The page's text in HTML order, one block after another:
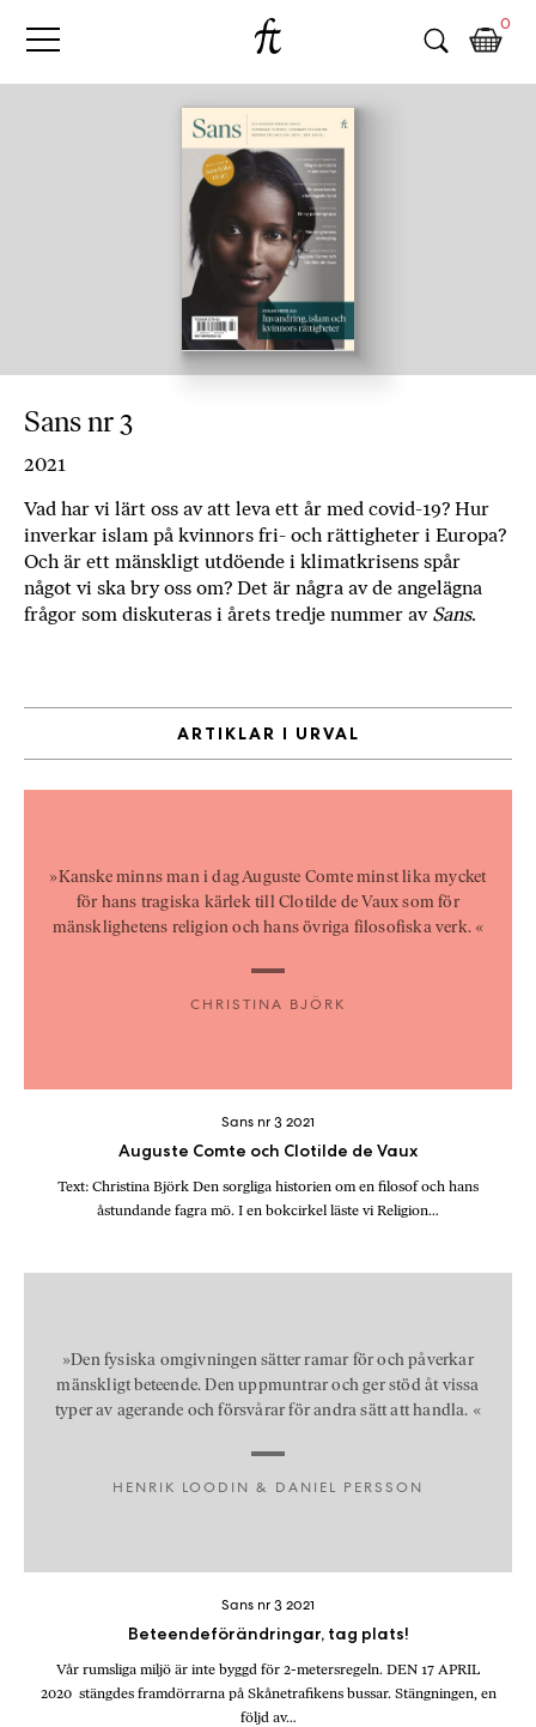
Fri
Tanke
B
o
a
n
d
e
l
p
å
n
ä
t
ö
p
b
ö
c
r
o
n
l
h
o
F
r
a
n
k
0
Sans nr 3
2021
Vad har vi lärt oss av att leva ett år med covid-19? Hur
inverkar islam på kvinnors fri- och rättigheter i Europa?
Och är ett mänskligt utdöende i klimatkrisens spår
något vi ska bry oss om? Det är några av de angelägna
frågor som diskuteras i årets tredje nummer av Sans.
ARTIKLAR I URVAL
»Kanske minns man i dag Auguste Comte minst lika mycket
för hans tragiska kärlek till Clotilde de Vaux som för
mänsklighetens religion och hans övriga filosofiska verk. «
CHRISTINA BJÖRK
Auguste Comte och Clotilde de Vaux
Sans nr 3 2021
Text: Christina Björk Den sorgliga historien om en filosof och hans
åstundande fagra mö. I en bokcirkel läste vi Religion…
»Den fysiska omgivningen sätter ramar för och påverkar
mänskligt beteende. Den uppmuntrar och ger stöd åt vissa
typer av agerande och försvårar för andra sätt att handla. «
HENRIK LOODIN & DANIEL PERSSON
Beteendeförändringar, tag plats!
Sans nr 3 2021
Vår rumsliga miljö är inte byggd för 2-metersregeln. DEN 17 APRIL
2020 stängdes framdörrarna på Skånetrafikens bussar. Stängningen, en
följd av…